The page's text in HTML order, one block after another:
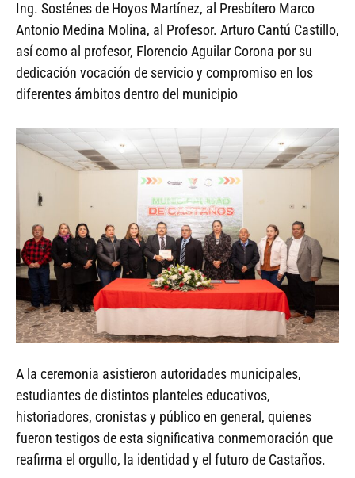
Ing. Sosténes de Hoyos Martínez, al Presbítero Marco
Antonio Medina Molina, al Profesor. Arturo Cantú Castillo,
así como al profesor, Florencio Aguilar Corona por su
dedicación vocación de servicio y compromiso en los
diferentes ámbitos dentro del municipio
A la ceremonia asistieron autoridades municipales,
estudiantes de distintos planteles educativos,
historiadores, cronistas y público en general, quienes
fueron testigos de esta significativa conmemoración que
reafirma el orgullo, la identidad y el futuro de Castaños.